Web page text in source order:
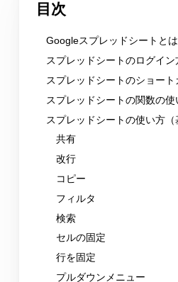
目次
Googleスプレッドシートとは
スプレッドシートのログイン
スプレッドシートのショート
スプレッドシートの関数の使
スプレッドシートの使い方（
共有
改行
コピー
フィルタ
検索
セルの固定
行を固定
プルダウンメニュー